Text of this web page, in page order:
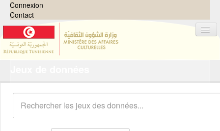
Connexion
Contact
Organisations
Groupes
Demandes 0